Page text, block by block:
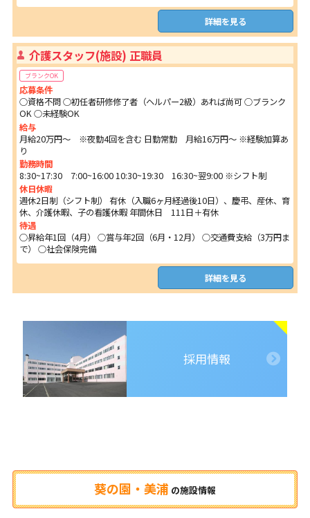
詳細を見る
介護スタッフ(施設) 正職員
ブランクOK
応募条件
○資格不問 ○初任者研修修了者（ヘルパー2級）あれば尚可 ○ブランク
OK ○未経験OK
給与
月給20万円～ ※夜勤4回を含む 日勤常勤 月給16万円～ ※経験加算あ
り
勤務時間
8:30~17:30 7:00~16:00 10:30~19:30 16:30~翌9:00 ※シフト制
休日休暇
週休2日制（シフト制） 有休（入職6ヶ月経過後10日）、慶弔、産休、育
休、介護休暇、子の看護休暇 年間休日 111日＋有休
待遇
○昇給年1回（4月） ○賞与年2回（6月・12月） ○交通費支給（3万円ま
で） ○社会保険完備
詳細を見る
採用情報
葵の園・美浦 の施設情報